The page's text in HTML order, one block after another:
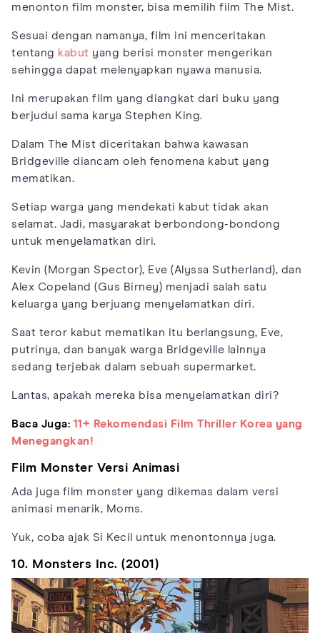
menonton film monster, bisa memilih film The Mist.
Sesuai dengan namanya, film ini menceritakan
tentang kabut yang berisi monster mengerikan
sehingga dapat melenyapkan nyawa manusia.
Ini merupakan film yang diangkat dari buku yang
berjudul sama karya Stephen King.
Dalam The Mist diceritakan bahwa kawasan
Bridgeville diancam oleh fenomena kabut yang
mematikan.
Setiap warga yang mendekati kabut tidak akan
selamat. Jadi, masyarakat berbondong-bondong
untuk menyelamatkan diri.
Kevin (Morgan Spector), Eve (Alyssa Sutherland), dan
Alex Copeland (Gus Birney) menjadi salah satu
keluarga yang berjuang menyelamatkan diri.
Saat teror kabut mematikan itu berlangsung, Eve,
putrinya, dan banyak warga Bridgeville lainnya
sedang terjebak dalam sebuah supermarket.
Lantas, apakah mereka bisa menyelamatkan diri?
Baca Juga: 11+ Rekomendasi Film Thriller Korea yang
Menegangkan!
Film Monster Versi Animasi
Ada juga film monster yang dikemas dalam versi
animasi menarik, Moms.
Yuk, coba ajak Si Kecil untuk menontonnya juga.
10. Monsters Inc. (2001)